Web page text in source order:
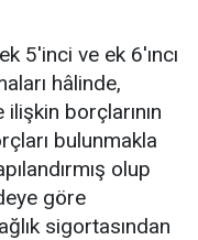
5'inci ve ek 6'ıncı
hâlinde,
borçlarının
bulunmakla
olup
göre
sigortasından